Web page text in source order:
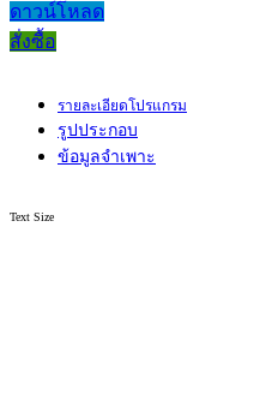
ดาวน์โหลด
สั่งซื้อ
รายละเอียดโปรแกรม
รูปประกอบ
ข้อมูลจำเพาะ
Text Size